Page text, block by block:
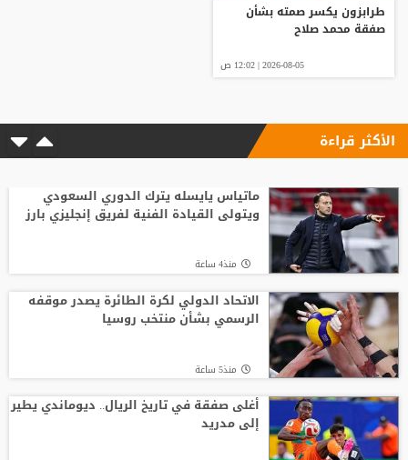
طرابزون يكسر صمته بشأن
صفقة محمد صلاح
2026-08-05 | 12:02 ص
الأكثر قراءة
ماتياس يايسله يترك الدوري السعودي
ويتولى القيادة الفنية لفريق إنجليزي بارز
منذ4 ساعة
الاتحاد الدولي لكرة الطائرة يصدر موقفه
الرسمي بشأن منتخب روسيا
منذ5 ساعة
أغلى صفقة في تاريخ الريال.. ديوماندي يطير
إلى مدريد